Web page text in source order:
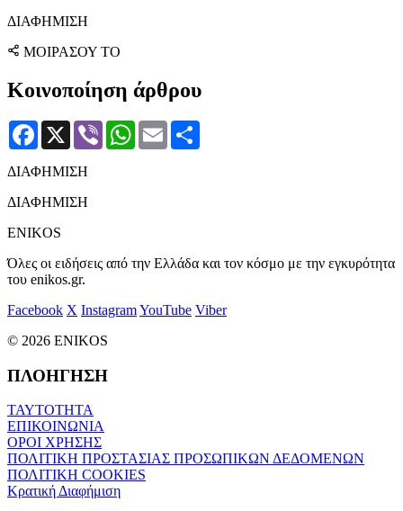
ΔΙΑΦΗΜΙΣΗ
ΜΟΙΡΑΣΟΥ ΤΟ
Κοινοποίηση άρθρου
Facebook
X Viber WhatsApp
Email
ΔΙΑΦΗΜΙΣΗ
ΔΙΑΦΗΜΙΣΗ
ENIKOS
Όλες οι ειδήσεις από την Ελλάδα και τον κόσμο με την εγκυρότητα
του enikos.gr.
Facebook X InstagramYouTube Viber
© 2026 ENIKOS
ΠΛΟΗΓΗΣΗ
ΤΑΥΤΟΤΗΤΑ
ΕΠΙΚΟΙΝΩΝΙΑ
ΟΡΟΙ ΧΡΗΣΗΣ
ΠΟΛΙΤΙΚΗ ΠΡΟΣΤΑΣΙΑΣ ΠΡΟΣΩΠΙΚΩΝ ΔΕΔΟΜΕΝΩΝ
ΠΟΛΙΤΙΚΗ COOKIES
Κρατική Διαφήμιση